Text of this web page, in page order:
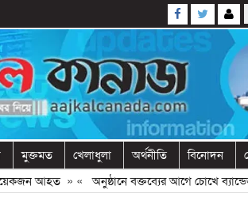
মুক্তমত খেলাধুলা অর্থনীতি বিনোদন
আহত» «অনুষ্ঠানে বক্তব্যের আগে চোখে ব্যান্ডেজ